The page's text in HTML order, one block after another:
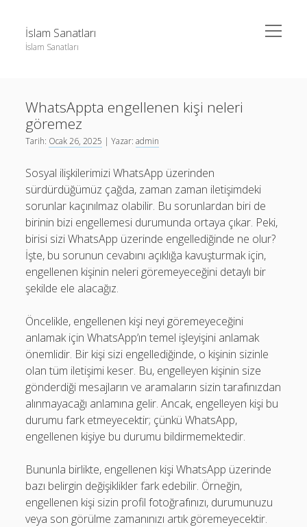
İslam Sanatları
İslam Sanatları
menüyü
aç
Liste
Sayfa Listesi
Instagram Beğeni Yükseltme Bedava
Sayfa Listesi
WhatsAppta engellenen kişi neleri
göremez
Tarih: Ocak 26, 2025 | Yazar:admin
Sosyal ilişkilerimizi WhatsApp üzerinden
sürdürdüğümüz çağda, zaman zaman iletişimdeki
sorunlar kaçınılmaz olabilir. Bu sorunlardan biri de
birinin bizi engellemesi durumunda ortaya çıkar. Peki,
birisi sizi WhatsApp üzerinde engellediğinde ne olur?
İşte, bu sorunun cevabını açıklığa kavuşturmak için,
engellenen kişinin neleri göremeyeceğini detaylı bir
şekilde ele alacağız.
Öncelikle, engellenen kişi neyi göremeyeceğini
anlamak için WhatsApp’ın temel işleyişini anlamak
önemlidir. Bir kişi sizi engellediğinde, o kişinin sizinle
olan tüm iletişimi keser. Bu, engelleyen kişinin size
gönderdiği mesajların ve aramaların sizin tarafınızdan
alınmayacağı anlamına gelir. Ancak, engelleyen kişi bu
durumu fark etmeyecektir; çünkü WhatsApp,
engellenen kişiye bu durumu bildirmemektedir.
Bununla birlikte, engellenen kişi WhatsApp üzerinde
bazı belirgin değişiklikler fark edebilir. Örneğin,
engellenen kişi sizin profil fotoğrafınızı, durumunuzu
veya son görülme zamanınızı artık göremeyecektir.